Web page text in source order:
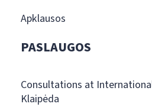
Apklausos
PASLAUGOS
Consultations at
Klaipėda